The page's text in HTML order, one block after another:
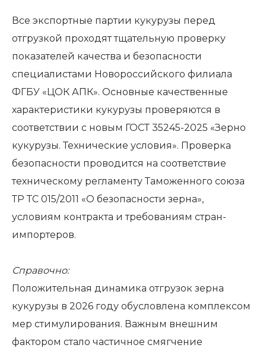
Все экспортные партии кукурузы перед
отгрузкой проходят тщательную проверку
показателей качества и безопасности
специалистами Новороссийского филиала
ФГБУ «ЦОК АПК». Основные качественные
характеристики кукурузы проверяются в
соответствии с новым ГОСТ 35245-2025 «Зерно
кукурузы. Технические условия». Проверка
безопасности проводится на соответствие
техническому регламенту Таможенного союза
ТР ТС 015/2011 «О безопасности зерна»,
условиям контракта и требованиям стран-
импортеров.
Справочно:
Положительная динамика отгрузок зерна
кукурузы в 2026 году обусловлена комплексом
мер стимулирования. Важным внешним
фактором стало частичное смягчение